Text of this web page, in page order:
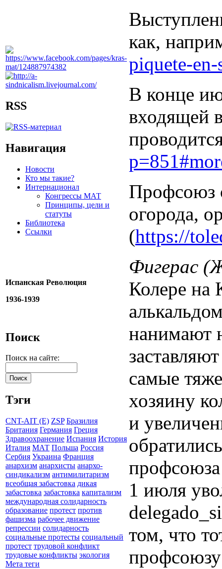
RSS
Навигация
Новости
Кто мы такие?
Интернационал
Конгрессы МАТ
Принципы, цели и
статуты
Библиотека
Ссылки
Испанская Революция
1936-1939
Поиск
Поиск на сайте:
Тэги
CNT-AIT (E) ZSP Бразилия
Британия Германия Греция
Здравоохранение Испания История
Италия МАТ Польша Россия
Сербия Украина Франция
анархизм анархисты анархо-
синдикализм антимилитаризм
всеобщая забастовка дикая
забастовка забастовка капитализм
международная солидарность
образование протест против
фашизма рабочее движение
репрессии солидарность
социальные протесты социальный
протест трудовой конфликт
трудовые конфликты экология
Мета теги
как,
piquete-
В конце
входящей
Профсоюз
огорода,
(https://
Фигерас
Колере на
нанимают
самые
хозяину
и
1 июля
том, что